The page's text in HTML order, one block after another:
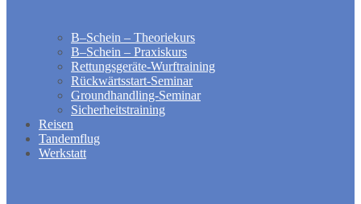
B–Schein – Theoriekurs
B–Schein – Praxiskurs
Rettungsgeräte-Wurftraining
Rückwärtsstart-Seminar
Groundhandling​-Seminar
Sicherheitstraining
Reisen
Tandemflug
Werkstatt